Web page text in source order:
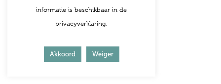
informatie is beschikbaar in de
privacyverklaring.
Akkoord Weiger